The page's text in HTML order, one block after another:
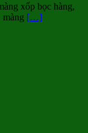
xốp bọc hàng,
[…]